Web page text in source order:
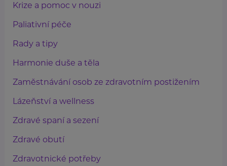
Krize a pomoc v nouzi
Paliativní péče
Rady a tipy
Harmonie duše a těla
Zaměstnávání osob ze zdravotním postižením
Lázeňství a wellness
Zdravé spaní a sezení
Zdravé obutí
Zdravotnické potřeby